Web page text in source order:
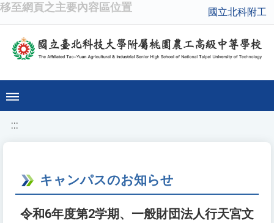
移至網頁之主要內容區位置 國立北科附工
:::
キャンパスのお知らせ
令和6年度第2学期、一般財団法人行天宮文